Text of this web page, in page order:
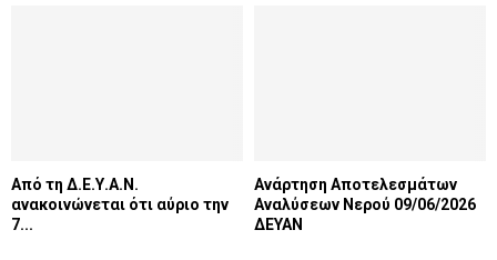
Από τη Δ.Ε.Υ.Α.Ν.
ανακοινώνεται ότι αύριο την
7...
Ανάρτηση Αποτελεσμάτων
Αναλύσεων Νερού 09/06/2026
ΔΕΥΑΝ